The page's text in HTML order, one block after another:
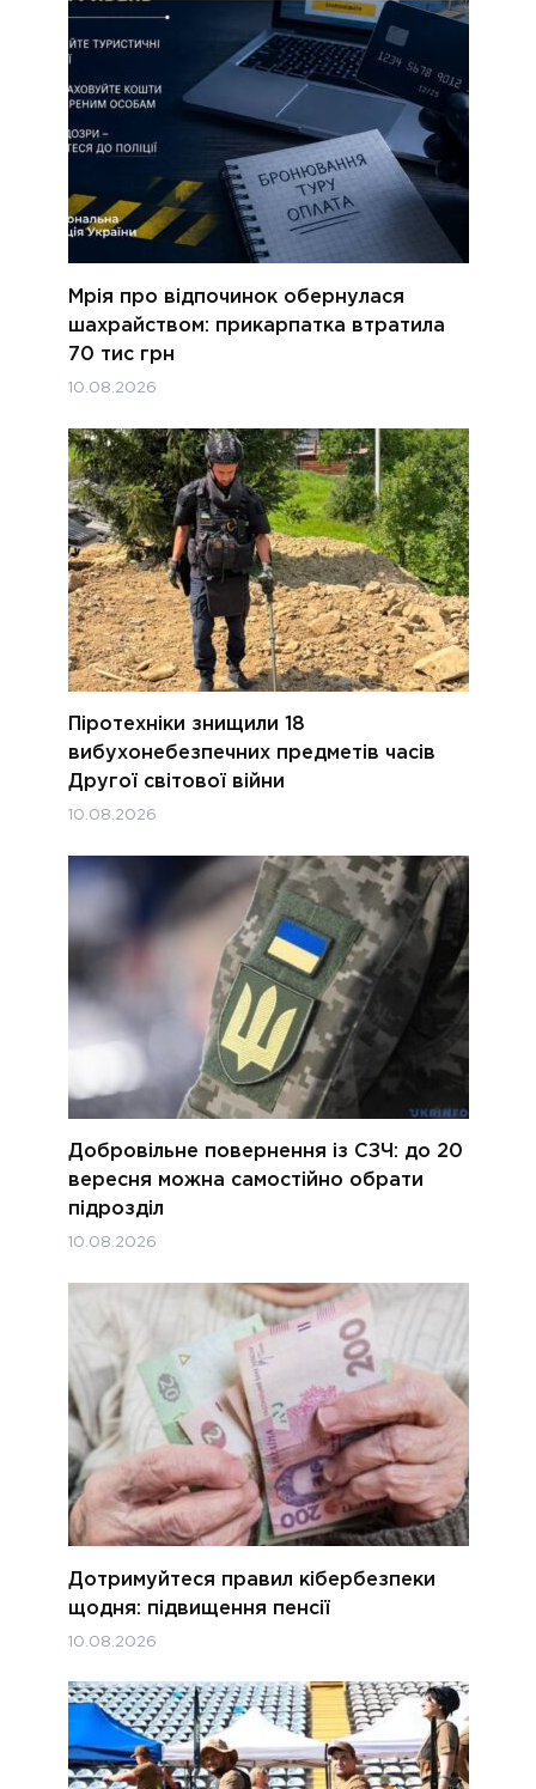
Мрія про відпочинок обернулася
шахрайством: прикарпатка втратила
70 тис грн
10.08.2026
Піротехніки знищили 18
вибухонебезпечних предметів часів
Другої світової війни
10.08.2026
Добровільне повернення із СЗЧ: до 20
вересня можна самостійно обрати
підрозділ
10.08.2026
Дотримуйтеся правил кібербезпеки
щодня: підвищення пенсії
10.08.2026